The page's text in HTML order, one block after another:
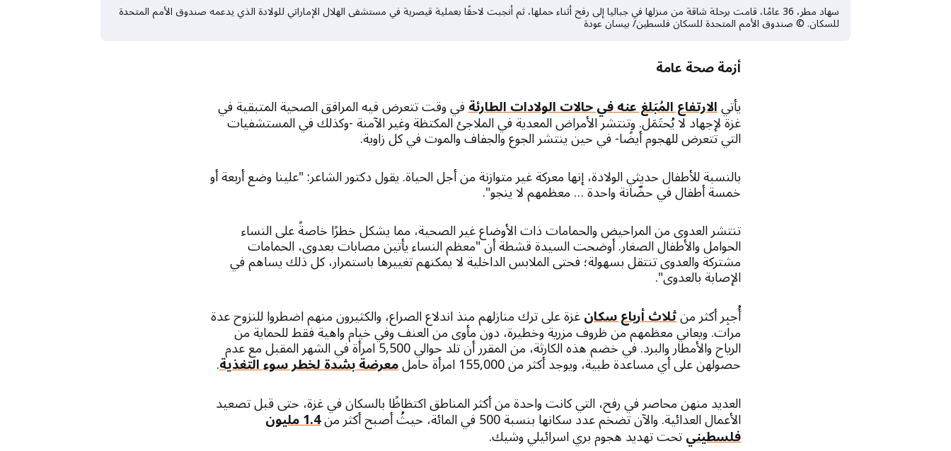
سهاد مطر، 36 عامًا، قامت برحلة شاقة من منزلها في جباليا إلى رفح أثناء حملها، ثم أنجبت لاحقًا بعملية قيصرية في مستشفى الهلال الإماراتي للولادة الذي يدعمه صندوق الأمم المتحدة
للسكان. © صندوق الأمم المتحدة للسكان فلسطين/ بيسان عودة​​​​​
أزمة صحة عامة
يأتيالارتفاع المُبَلغ عنه في حالات الولادات الطارئةفي وقت تتعرض فيه المرافق الصحية المتبقية في
غزة لإجهاد لا يُحتَمَل. وتنتشر الأمراض المعدية في الملاجئ المكتظة وغير الآمنة -وكذلك في المستشفيات
التي تتعرض للهجوم أيضًا- في حين ينتشر الجوع والجفاف والموت في كل زاوية.
بالنسبة للأطفال حديثي الولادة، إنها معركة غير متوازنة من أجل الحياة. يقول دكتور الشاعر: "علينا وضع أربعة أو
خمسة أطفال في حضّانة واحدة … معظمهم لا ينجو".
تنتشر العدوى من المراحيض والحمامات ذات الأوضاع غير الصحية، مما يشكل خطرًا خاصةً على النساء
الحوامل والأطفال الصغار. أوضحت السيدة قشطة أن "معظم النساء يأتين مصابات بعدوى، الحمامات
مشتركة والعدوى تنتقل بسهولة؛ فحتى الملابس الداخلية لا يمكنهم تغييرها باستمرار، كل ذلك يساهم في
الإصابة بالعدوى".
أُجبِر أكثر منثلاث أرباع سكانغزة على ترك منازلهم منذ اندلاع الصراع، والكثيرون منهم اضطروا للنزوح عدة
مرات. ويعاني معظمهم من ظروف مزرية وخطيرة، دون مأوى من العنف وفي خيام واهية فقط للحماية من
الرياح والأمطار والبرد. في خضم هذه الكارثة، من المقرر أن تلد حوالي 5,500 امرأة في الشهر المقبل مع عدم
حصولهن على أي مساعدة طبية، ويوجد أكثر من 155,000 امرأة حامل معرضة بشدة لخطر سوء التغذية.
العديد منهن محاصر في رفح، التي كانت واحدة من أكثر المناطق اكتظاظًا بالسكان في غزة، حتى قبل تصعيد
الأعمال العدائية. والآن تضخم عدد سكانها بنسبة 500 في المائة، حيثُ أصبح أكثر من 1.4 مليون
فلسطينيتحت تهديد هجوم بري اسرائيلي وشيك.